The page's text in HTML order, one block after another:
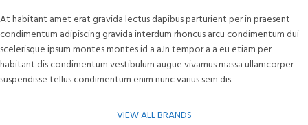
At habitant amet erat gravida lectus dapibus parturient per in praesent
condimentum adipiscing gravida interdum rhoncus arcu condimentum dui
scelerisque ipsum montes montes id a a.In tempor a a eu etiam per
habitant dis condimentum vestibulum augue vivamus massa ullamcorper
suspendisse tellus condimentum enim nunc varius sem dis.
VIEW ALL BRANDS